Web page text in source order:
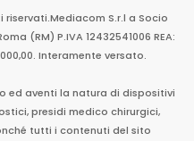
riservati.Mediacom S.r.l a Socio
(RM) P.IVA 12432541006 REA:
Interamente versato.
ed aventi la natura di dispositivi
presidi medico chirurgici,
tutti i contenuti del sito